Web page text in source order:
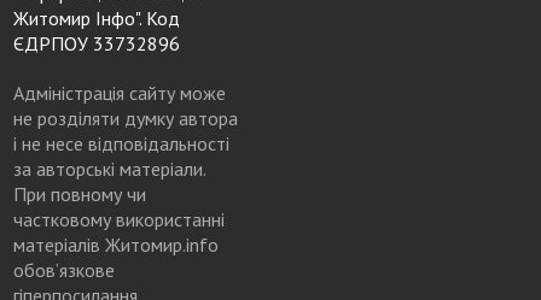
Житомир Інфо". Код
ЄДРПОУ 33732896
Адміністрація сайту може
не розділяти думку автора
і не несе відповідальності
за авторські матеріали.
При повному чи
частковому використанні
матеріалів Житомир.info
обов’язкове
гіперпосилання